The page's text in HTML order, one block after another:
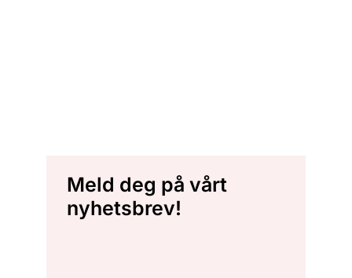
Meld deg på vårt
nyhetsbrev!